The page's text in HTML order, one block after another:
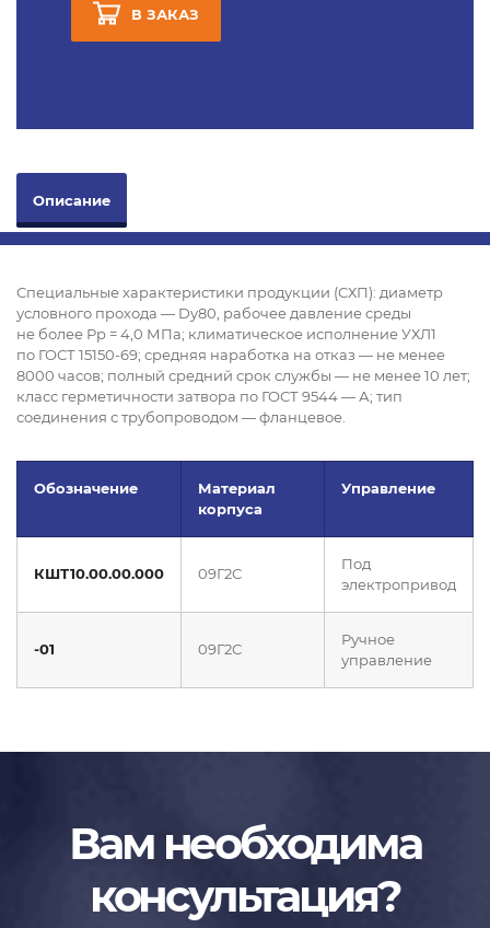
В ЗАКАЗ
Описание
Специальные характеристики продукции (СХП): диаметр
условного прохода — Dy80, рабочее давление среды
не более Рр = 4,0 МПа; климатическое исполнение УХЛ1
по ГОСТ 15150-69; средняя наработка на отказ — не менее
8000 часов; полный средний срок службы — не менее 10 лет;
класс герметичности затвора по ГОСТ 9544 — А; тип
соединения с трубопроводом — фланцевое.
Обозначение
Материал
корпуса
Управление
КШТ10.00.00.000 09Г2С
Под
электропривод
-01 09Г2С
Ручное
управление
Вам необходима
консультация?